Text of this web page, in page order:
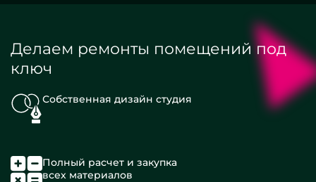
Делаем ремонты помещений под
ключ
Собственная дизайн студия
Полный расчет и закупка
всех материалов